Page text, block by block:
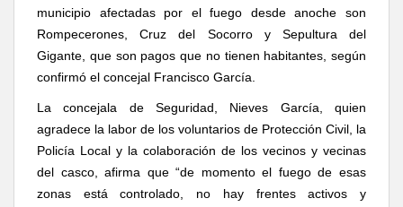
municipio afectadas por el fuego desde anoche son
Rompecerones, Cruz del Socorro y Sepultura del
Gigante, que son pagos que no tienen habitantes, según
confirmó el concejal Francisco García.
La concejala de Seguridad, Nieves García, quien
agradece la labor de los voluntarios de Protección Civil, la
Policía Local y la colaboración de los vecinos y vecinas
del casco, afirma que “de momento el fuego de esas
zonas está controlado, no hay frentes activos y